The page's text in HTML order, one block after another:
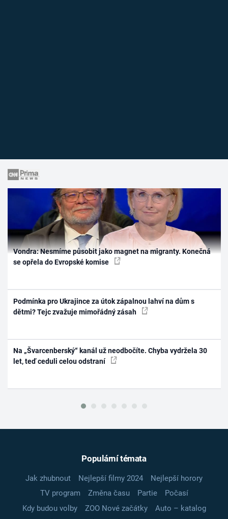
Vondra: Nesmíme působit jako magnet na migranty. Konečná
se opřela do Evropské komise
Podmínka pro Ukrajince za útok zápalnou lahví na dům s
dětmi? Tejc zvažuje mimořádný zásah
Na „Švarcenberský“ kanál už neodbočíte. Chyba vydržela 30
let, teď ceduli celou odstraní
Populární témata
Jak zhubnout Nejlepší filmy 2024
Nejlepší horory
TV program
Změna času Partie
Počasí
Kdy budou volby
ZOO Nové začátky
Auto – katalog